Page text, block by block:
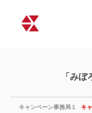
「みぼ
キャンペーン事務局１ キ